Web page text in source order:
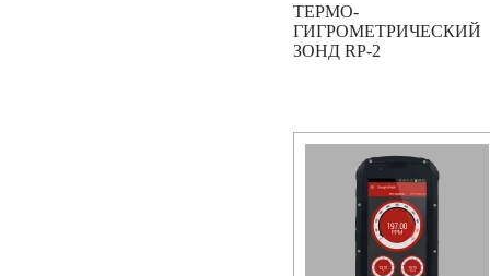
ТЕРМО-
ГИГРОМЕТРИЧЕСКИЙ
ЗОНД RP-2